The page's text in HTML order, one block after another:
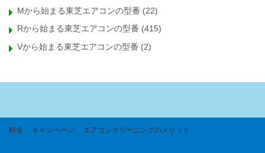
Mから始まる東芝エアコンの型番 (22)
Rから始まる東芝エアコンの型番 (415)
Vから始まる東芝エアコンの型番 (2)
料金 キャンペーン エアコンクリーニングのメリット